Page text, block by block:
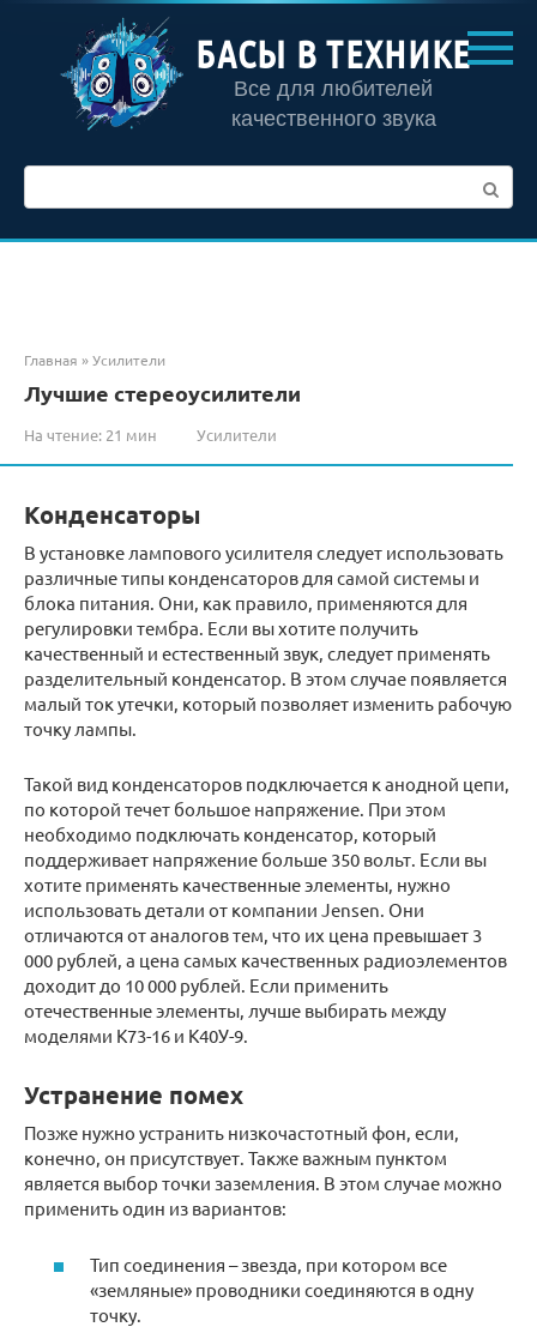
контенту
БАСЫ В ТЕХНИКЕ
Все для любителей
качественного звука
Главная »Усилители
Лучшие стереоусилители
На чтение: 21 мин Усилители
Конденсаторы
В установке лампового усилителя следует использовать
различные типы конденсаторов для самой системы и
блока питания. Они, как правило, применяются для
регулировки тембра. Если вы хотите получить
качественный и естественный звук, следует применять
разделительный конденсатор. В этом случае появляется
малый ток утечки, который позволяет изменить рабочую
точку лампы.
Такой вид конденсаторов подключается к анодной цепи,
по которой течет большое напряжение. При этом
необходимо подключать конденсатор, который
поддерживает напряжение больше 350 вольт. Если вы
хотите применять качественные элементы, нужно
использовать детали от компании Jensen. Они
отличаются от аналогов тем, что их цена превышает 3
000 рублей, а цена самых качественных радиоэлементов
доходит до 10 000 рублей. Если применить
отечественные элементы, лучше выбирать между
моделями К73-16 и К40У-9.
Устранение помех
Позже нужно устранить низкочастотный фон, если,
конечно, он присутствует. Также важным пунктом
является выбор точки заземления. В этом случае можно
применить один из вариантов:
Тип соединения – звезда, при котором все
«земляные» проводники соединяются в одну
точку.